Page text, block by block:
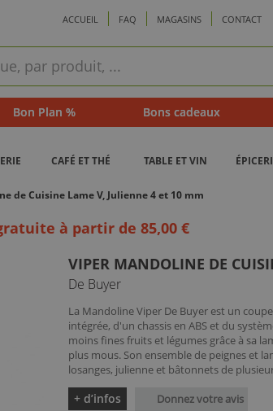
ACCUEIL FAQ MAGASINS CONTACT
Bon Plan % Bons cadeaux
CAFÉ ET THÉ TABLE ET VIN
de Cuisine Lame V, Julienne 4 et 10 mm
à partir de 85,00 €
VIPER MANDOLINE DE
De Buyer
La Mandoline Viper De Buyer est un
intégrée, d'un chassis en ABS et du
moins fines fruits et légumes grâce à sa
plus mous. Son ensemble de peignes et
losanges, julienne et bâtonnets de
+ d’infos Donnez votre avis